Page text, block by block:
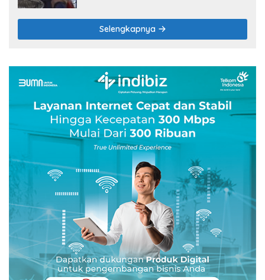
Selengkapnya